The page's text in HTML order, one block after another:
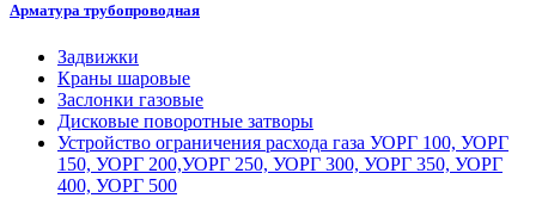
Арматура трубопроводная
Задвижки
Краны шаровые
Заслонки газовые
Дисковые поворотные затворы
Устройство ограничения расхода газа УОРГ 100, УОРГ
150, УОРГ 200,УОРГ 250, УОРГ 300, УОРГ 350, УОРГ
400, УОРГ 500